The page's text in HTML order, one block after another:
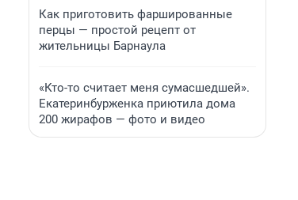
Как приготовить фаршированные
перцы — простой рецепт от
жительницы Барнаула
«Кто-то считает меня сумасшедшей».
Екатеринбурженка приютила дома
200 жирафов — фото и видео